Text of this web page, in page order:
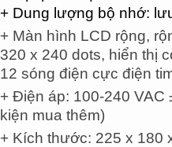
+ Dung lượng bộ nhớ:
+ Màn hình LCD rộng,
320 x 240 dots, hiển thị
12 sóng điện cực điện
+ Điện áp: 100-240 VAC
kiện mua thêm)
+ Kích thước: 225 x 180